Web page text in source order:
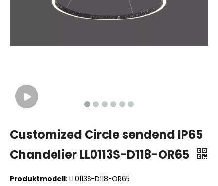
Customized Circle sendend IP65
Chandelier LL0113S-D118-OR65
Produktmodell: LL0113S-D118-OR65